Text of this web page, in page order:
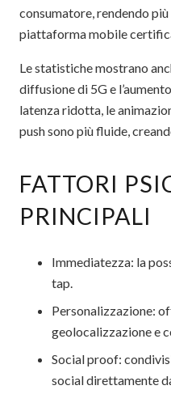
consumatore, rendendo
piattaforma mobile
Le statistiche mostrano
diffusione di 5G e
latenza ridotta, le
push sono più fluide,
FATTORI
PRINCIPALI
Immediatezza: la
tap.
Personalizzazione:
geolocalizzazione e
Social proof:
social direttamente